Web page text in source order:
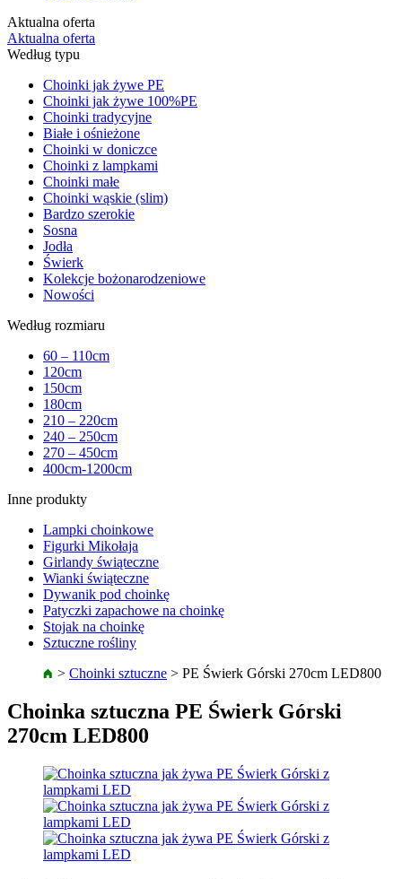
Aktualna oferta
Aktualna oferta
Według typu
Choinki jak żywe PE
Choinki jak żywe 100%PE
Choinki tradycyjne
Białe i ośnieżone
Choinki w doniczce
Choinki z lampkami
Choinki małe
Choinki wąskie (slim)
Bardzo szerokie
Sosna
Jodła
Świerk
Kolekcje bożonarodzeniowe
Nowości
Według rozmiaru
60 – 110cm
120cm
150cm
180cm
210 – 220cm
240 – 250cm
270 – 450cm
400cm-1200cm
Inne produkty
Lampki choinkowe
Figurki Mikołaja
Girlandy świąteczne
Wianki świąteczne
Dywanik pod choinkę
Patyczki zapachowe na choinkę
Stojak na choinkę
Sztuczne rośliny
> Choinki sztuczne > PE Świerk Górski 270cm LED800
Choinka sztuczna PE Świerk Górski
270cm LED800